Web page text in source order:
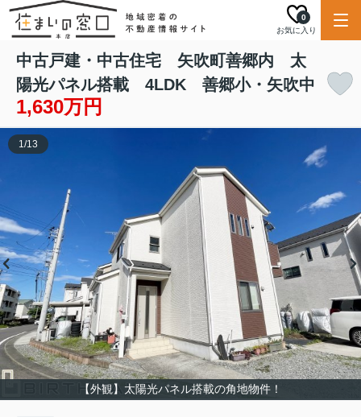
お気に入り
0
中古戸建・中古住宅 矢吹町善郷内 太
陽光パネル搭載 4LDK 善郷小・矢吹中
1,630万円
【外観】太陽光パネル搭載の角地物件！
1/13